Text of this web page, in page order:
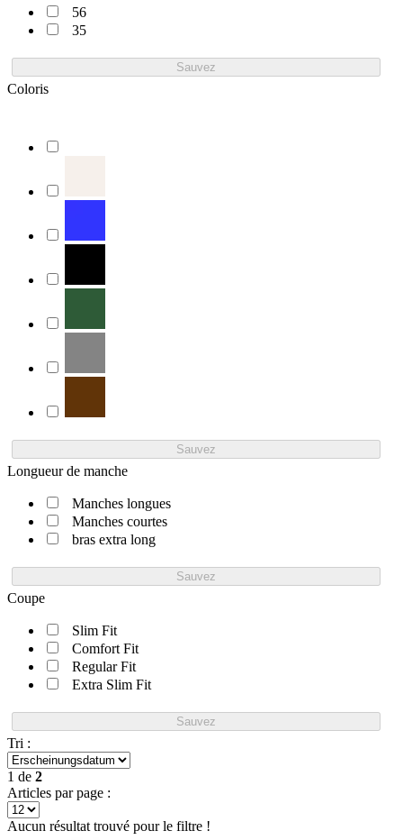
56
35
Sauvez
Coloris
Sauvez
Longueur de manche
Manches longues
Manches courtes
bras extra long
Sauvez
Coupe
Slim Fit
Comfort Fit
Regular Fit
Extra Slim Fit
Sauvez
Tri :
1 de 2
Articles par page :
Aucun résultat trouvé pour le filtre !